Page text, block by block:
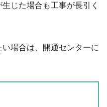
じた場合も工事が長引く
場合は、開通センターに